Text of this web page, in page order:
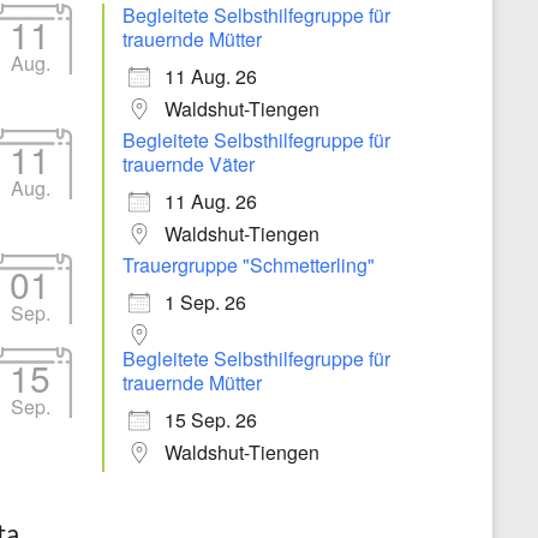
11
Aug.
Begleitete Selbsthilfegruppe für
trauernde Mütter
11 Aug. 26
Waldshut-Tiengen
11
Aug.
Begleitete Selbsthilfegruppe für
trauernde Väter
11 Aug. 26
Waldshut-Tiengen
01
Sep.
Trauergruppe "Schmetterling"
1 Sep. 26
15
Sep.
Begleitete Selbsthilfegruppe für
trauernde Mütter
15 Sep. 26
Waldshut-Tiengen